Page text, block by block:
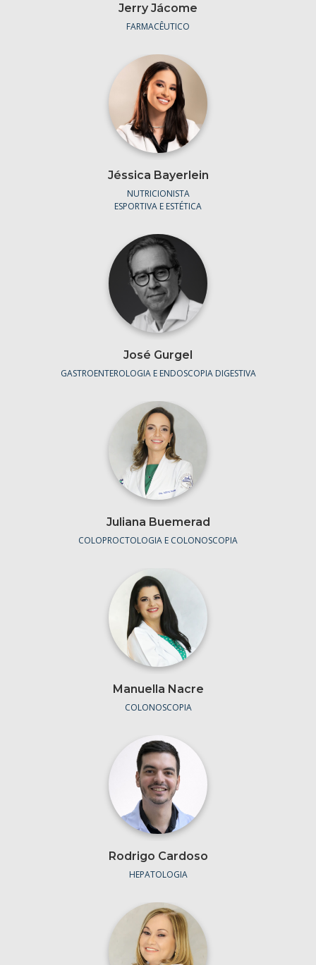
Jerry Jácome
FARMACÊUTICO
Jéssica Bayerlein
NUTRICIONISTA
ESPORTIVA E ESTÉTICA
José Gurgel
GASTROENTEROLOGIA E ENDOSCOPIA DIGESTIVA
Juliana Buemerad
COLOPROCTOLOGIA E COLONOSCOPIA
Manuella Nacre
COLONOSCOPIA
Rodrigo Cardoso
HEPATOLOGIA